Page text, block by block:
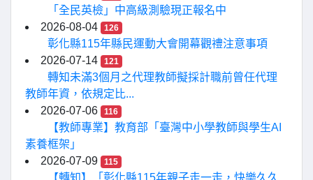
「全民英檢」中高級測驗現正報名中
2026-08-04
126
彰化縣115年縣民運動大會開幕觀禮注意事項
2026-07-14
121
轉知未滿3個月之代理教師擬採計職前曾任代理
教師年資，依規定比...
2026-07-06
116
【教師專業】教育部「臺灣中小學教師與學生AI
素養框架」
2026-07-09
115
【轉知】「彰化縣115年親子走一走，快樂久久